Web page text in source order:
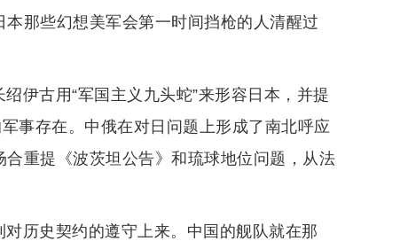
那些幻想美军会第一时间挡枪的人清醒过
伊古用“军国主义九头蛇”来形容日本，并提
事存在。中俄在对日问题上形成了南北呼应
重提《波茨坦公告》和琉球地位问题，从法
历史契约的遵守上来。中国的舰队就在那